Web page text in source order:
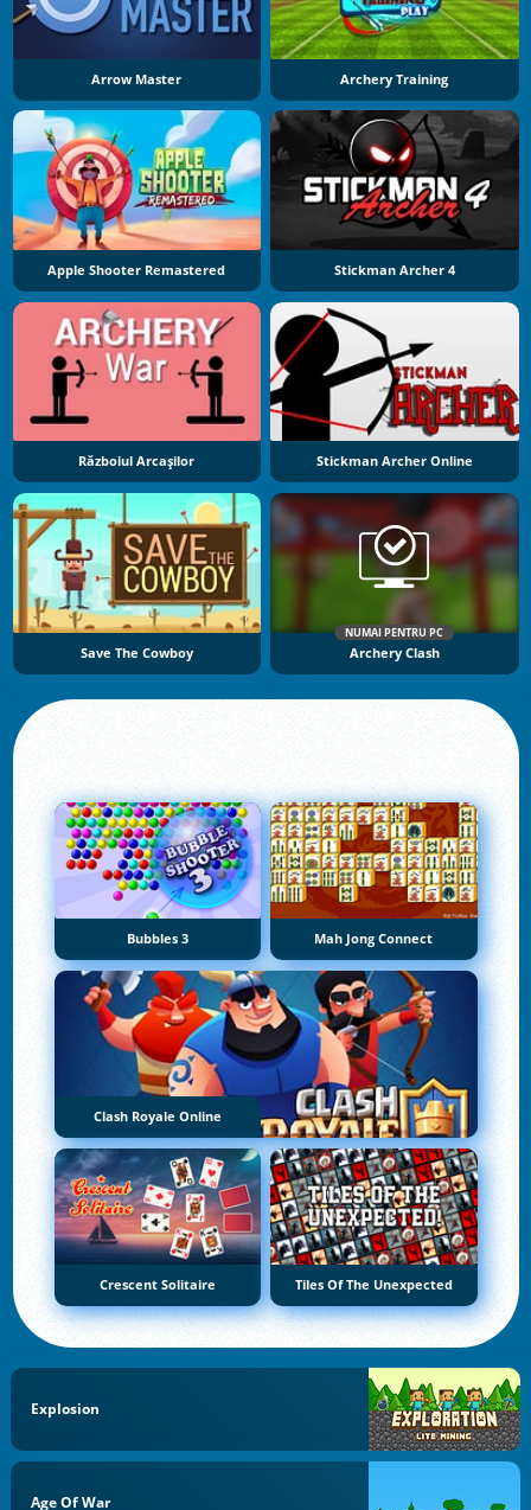
Arrow Master Archery Training
Apple Shooter Remastered Stickman Archer 4
Războiul Arcașilor Stickman Archer Online
Save The Cowboy
NUMAI PENTRU PC
Archery Clash
Bubbles 3 Mah Jong Connect
Clash Royale Online
Crescent Solitaire Tiles Of The Unexpected
Explosion
Age Of War